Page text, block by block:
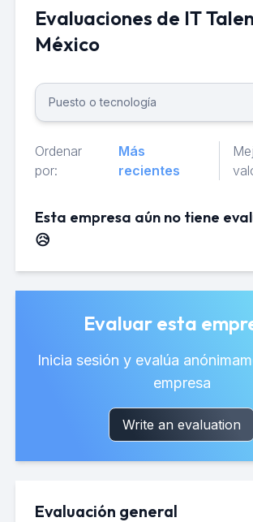
Evaluaciones de IT
México
Ordenar
por:
Más
recientes
Esta empresa aún no tiene
😥
Evaluar esta
Inicia sesión y evalúa
empresa
Write an evaluation
Evaluación general